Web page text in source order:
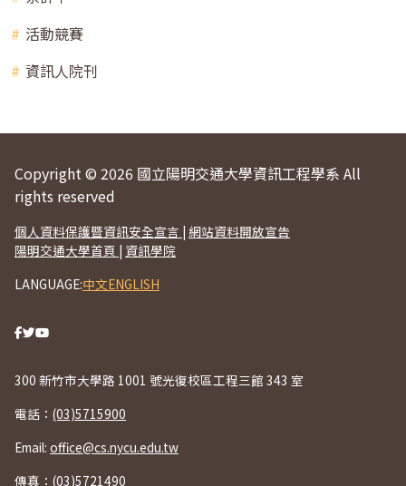
活動競賽
資訊人院刊
Copyright © 2026 國立陽明交通大學資訊工程學系 All
rights reserved
個人資料保護暨資訊安全宣言 | 網站資料開放宣告
陽明交通大學首頁 | 資訊學院
LANGUAGE:中文ENGLISH
300 新竹市大學路 1001 號光復校區工程三館 343 室
電話： (03)5715900
Email: office@cs.nycu.edu.tw
傳真：(03)5721490